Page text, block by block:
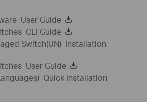
Guide
Guide
Switch(UN)_Installation
Guide
Installation